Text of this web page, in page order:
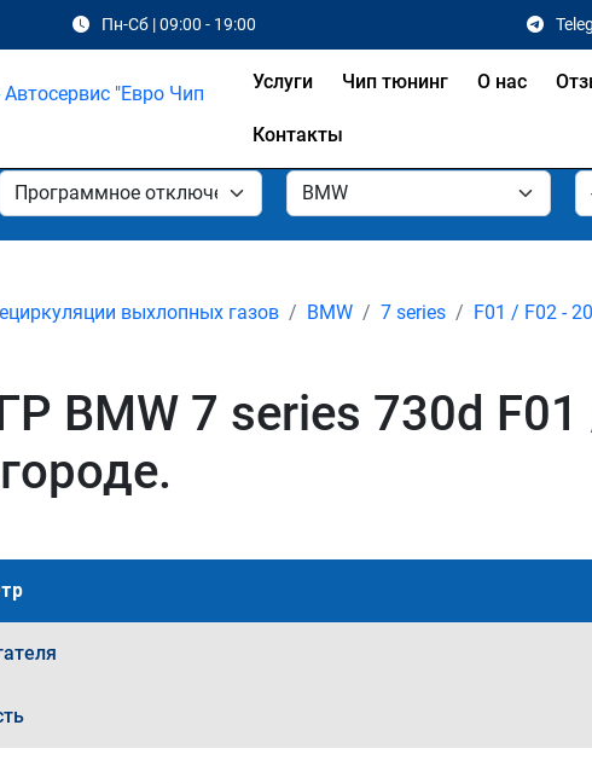
Пн-Сб | 09:00 - 19:00
Услуги Чип тюнинг О нас
Контакты
выхлопных газов BMW 7 series F01 / F02 -
BMW 7 series 730d F01